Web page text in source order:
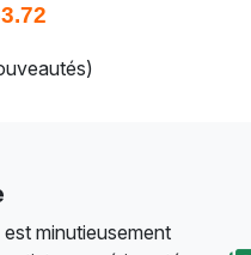
minutieusement